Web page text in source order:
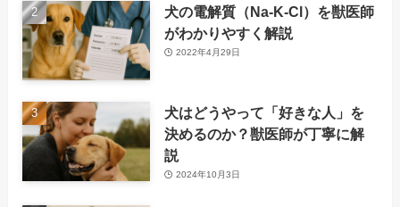
犬の電解質（Na-K-Cl）を獣医師
がわかりやすく解説
2022年4月29日
犬はどうやって「好きな人」を
決めるのか？獣医師が丁寧に解
説
2024年10月3日